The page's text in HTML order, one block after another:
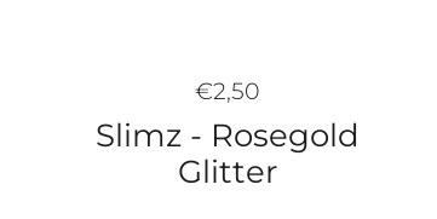
€2,50
Slimz - Rosegold
Glitter